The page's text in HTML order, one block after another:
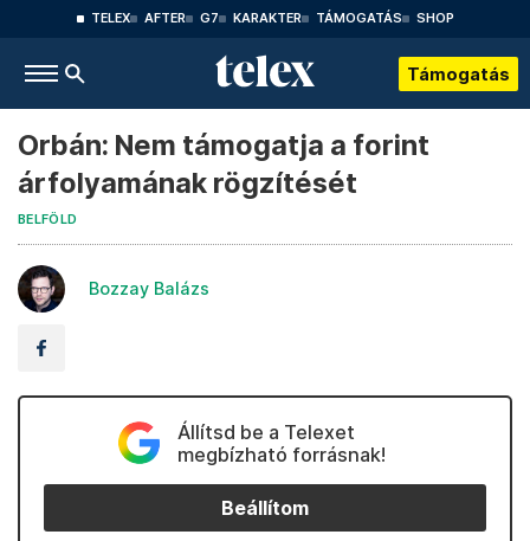
TELEX AFTER G7 KARAKTER TÁMOGATÁS SHOP
Támogatás
Orbán: Nem támogatja a forint
árfolyamának rögzítését
BELFÖLD
Bozzay Balázs
Állítsd be a Telexet
megbízható forrásnak!
Beállítom